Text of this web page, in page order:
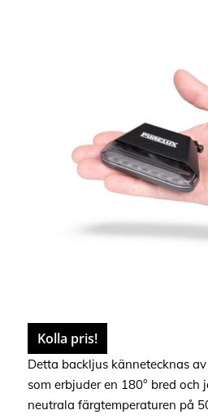
Kolla pris!
Detta backljus kännetecknas
som erbjuder en 180° bred och
neutrala färgtemperaturen på